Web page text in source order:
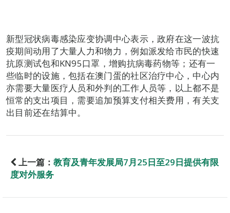
新型冠状病毒感染应变协调中心表示，政府在这一波抗
疫期间动用了大量人力和物力，例如派发给市民的快速
抗原测试包和KN95口罩，增购抗病毒药物等；还有一
些临时的设施，包括在澳门蛋的社区治疗中心，中心内
亦需要大量医疗人员和外判的工作人员等，以上都不是
恒常的支出项目，需要追加预算支付相关费用，有关支
出目前还在结算中。
上一篇： 教育及青年发展局7月25日至29日提供有限
度对外服务